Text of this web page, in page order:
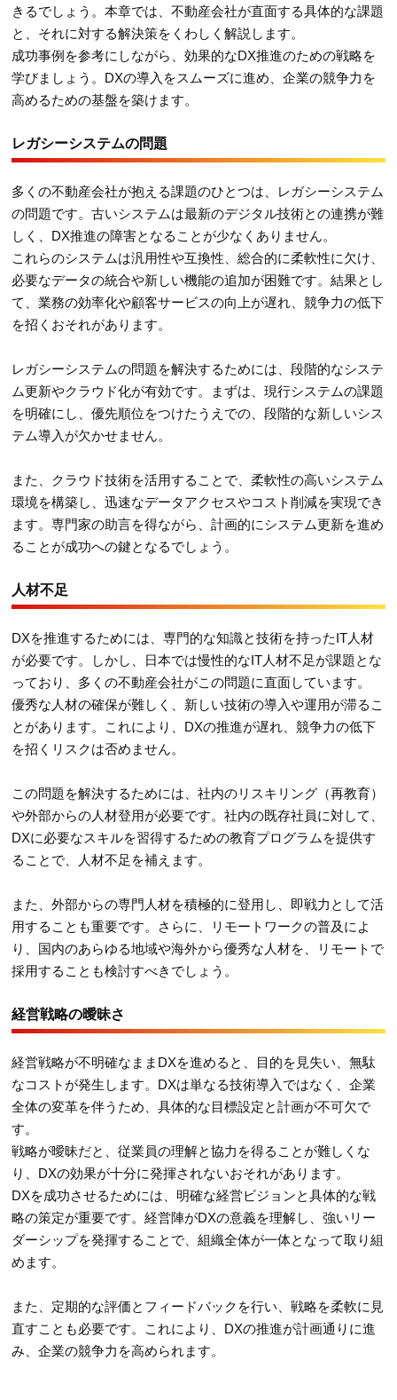
きるでしょう。本章では、不動産会社が直面する具体的な課題
と、それに対する解決策をくわしく解説します。
成功事例を参考にしながら、効果的なDX推進のための戦略を
学びましょう。DXの導入をスムーズに進め、企業の競争力を
高めるための基盤を築けます。
レガシーシステムの問題
多くの不動産会社が抱える課題のひとつは、レガシーシステム
の問題です。古いシステムは最新のデジタル技術との連携が難
しく、DX推進の障害となることが少なくありません。
これらのシステムは汎用性や互換性、総合的に柔軟性に欠け、
必要なデータの統合や新しい機能の追加が困難です。結果とし
て、業務の効率化や顧客サービスの向上が遅れ、競争力の低下
を招くおそれがあります。
レガシーシステムの問題を解決するためには、段階的なシステ
ム更新やクラウド化が有効です。まずは、現行システムの課題
を明確にし、優先順位をつけたうえでの、段階的な新しいシス
テム導入が欠かせません。
また、クラウド技術を活用することで、柔軟性の高いシステム
環境を構築し、迅速なデータアクセスやコスト削減を実現でき
ます。専門家の助言を得ながら、計画的にシステム更新を進め
ることが成功への鍵となるでしょう。
人材不足
DXを推進するためには、専門的な知識と技術を持ったIT人材
が必要です。しかし、日本では慢性的なIT人材不足が課題とな
っており、多くの不動産会社がこの問題に直面しています。
優秀な人材の確保が難しく、新しい技術の導入や運用が滞るこ
とがあります。これにより、DXの推進が遅れ、競争力の低下
を招くリスクは否めません。
この問題を解決するためには、社内のリスキリング（再教育）
や外部からの人材登用が必要です。社内の既存社員に対して、
DXに必要なスキルを習得するための教育プログラムを提供す
ることで、人材不足を補えます。
また、外部からの専門人材を積極的に登用し、即戦力として活
用することも重要です。さらに、リモートワークの普及によ
り、国内のあらゆる地域や海外から優秀な人材を、リモートで
採用することも検討すべきでしょう。
経営戦略の曖昧さ
経営戦略が不明確なままDXを進めると、目的を見失い、無駄
なコストが発生します。DXは単なる技術導入ではなく、企業
全体の変革を伴うため、具体的な目標設定と計画が不可欠で
す。
戦略が曖昧だと、従業員の理解と協力を得ることが難しくな
り、DXの効果が十分に発揮されないおそれがあります。
DXを成功させるためには、明確な経営ビジョンと具体的な戦
略の策定が重要です。経営陣がDXの意義を理解し、強いリー
ダーシップを発揮することで、組織全体が一体となって取り組
めます。
また、定期的な評価とフィードバックを行い、戦略を柔軟に見
直すことも必要です。これにより、DXの推進が計画通りに進
み、企業の競争力を高められます。